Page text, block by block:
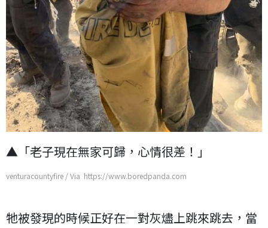
▲「老子現在無家可歸，心情很差！」
venturacountyfire / Via https://www.boredpanda.com
牠被發現的時候正好在一對灰燼上跳來跳去，當